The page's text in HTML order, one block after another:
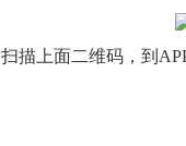
扫描上面二维码，到